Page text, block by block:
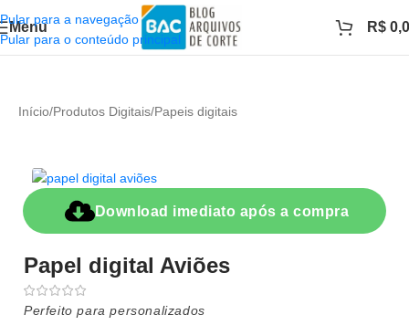
Pular para a navegação
Pular para o conteúdo principal
Menu R$
Início/Produtos Digitais/Papeis digitais
Download imediato após a compra
Papel digital Aviões
Perfeito para personalizados